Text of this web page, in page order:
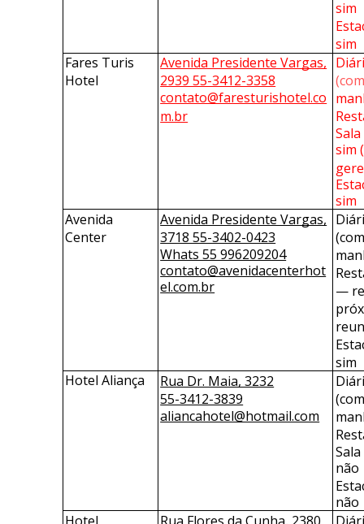
sim
sim
Fares Turis
Hotel
Avenida Presidente Vargas,
2939 55-3412-3358
contato@faresturishotel.co
m.br
sim
sim
Avenida
Center
Avenida Presidente Vargas,
3718 55-3402-0423
Whats 55 996209204
contato@avenidacenterhot
el.com.br
—
sim
Hotel Aliança
Rua Dr. Maia, 3232
55-3412-3839
aliancahotel@hotmail.com
não
não